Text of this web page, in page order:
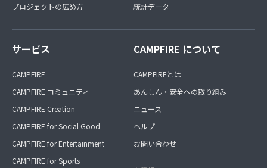
プロジェクトの広め方
統計データ
サービス
CAMPFIRE
CAMPFIRE コミュニティ
CAMPFIRE Creation
CAMPFIRE for Social Good
CAMPFIRE for Entertainment
CAMPFIRE for Sports
CAMPFIRE について
CAMPFIREとは
あんしん・安全への取り組み
ニュース
ヘルプ
お問い合わせ